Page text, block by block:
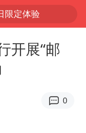
限定体验
大单周涨幅
视频丨中国东方电气集团原党组副书记、董事宋致远被查
开展“邮
0